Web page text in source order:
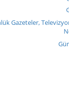
Gazeteler,